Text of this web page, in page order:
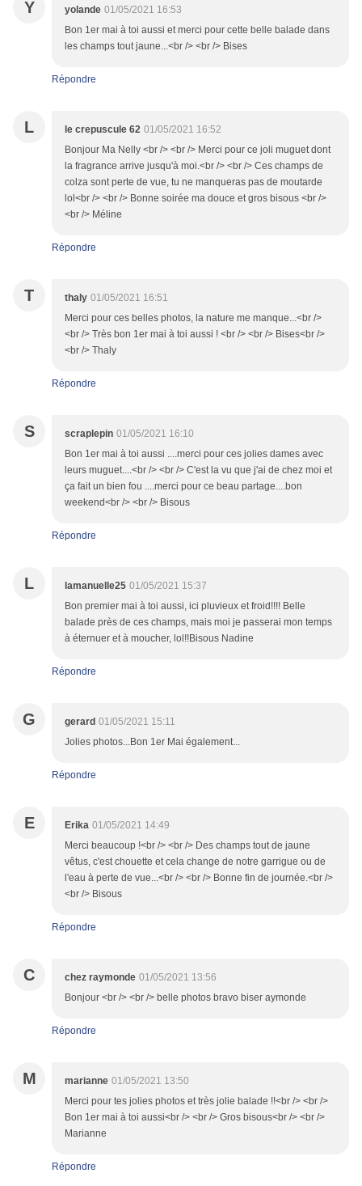
Y yolande 01/05/2021 16:53
Bon 1er mai à toi aussi et merci pour cette belle balade dans
les champs tout jaune...<br /> <br /> Bises
Répondre
L le crepuscule 62 01/05/2021 16:52
Bonjour Ma Nelly <br /> <br /> Merci pour ce joli muguet dont
la fragrance arrive jusqu'à moi.<br /> <br /> Ces champs de
colza sont perte de vue, tu ne manqueras pas de moutarde
lol<br /> <br /> Bonne soirée ma douce et gros bisous <br />
<br /> Méline
Répondre
T thaly 01/05/2021 16:51
Merci pour ces belles photos, la nature me manque...<br />
<br /> Très bon 1er mai à toi aussi ! <br /> <br /> Bises<br />
<br /> Thaly
Répondre
S scraplepin 01/05/2021 16:10
Bon 1er mai à toi aussi ....merci pour ces jolies dames avec
leurs muguet....<br /> <br /> C'est la vu que j'ai de chez moi et
ça fait un bien fou ....merci pour ce beau partage....bon
weekend<br /> <br /> Bisous
Répondre
L lamanuelle25 01/05/2021 15:37
Bon premier mai à toi aussi, ici pluvieux et froid!!!! Belle
balade près de ces champs, mais moi je passerai mon temps
à éternuer et à moucher, lol!!Bisous Nadine
Répondre
G gerard 01/05/2021 15:11
Jolies photos...Bon 1er Mai également...
Répondre
E Erika 01/05/2021 14:49
Merci beaucoup !<br /> <br /> Des champs tout de jaune
vêtus, c'est chouette et cela change de notre garrigue ou de
l'eau à perte de vue...<br /> <br /> Bonne fin de journée.<br />
<br /> Bisous
Répondre
C chez raymonde 01/05/2021 13:56
Bonjour <br /> <br /> belle photos bravo biser aymonde
Répondre
M marianne 01/05/2021 13:50
Merci pour tes jolies photos et très jolie balade !!<br /> <br />
Bon 1er mai à toi aussi<br /> <br /> Gros bisous<br /> <br />
Marianne
Répondre